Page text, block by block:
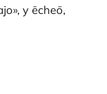
y ēcheō,